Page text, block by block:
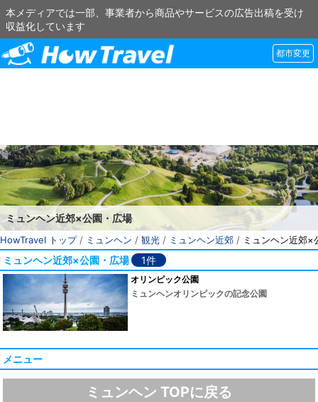
本メディアでは一部、事業者から商品やサービスの広告出稿を受け
収益化しています
都市変更
ミュンヘン近郊×公園・広場
HowTravel トップ/ ミュンヘン / 観光 / ミュンヘン近郊 / ミュンヘン近郊×
ミュンヘン近郊×公園・広場 1件
オリンピック公園
ミュンヘンオリンピックの記念公園
メニュー
ミュンヘン TOPに戻る